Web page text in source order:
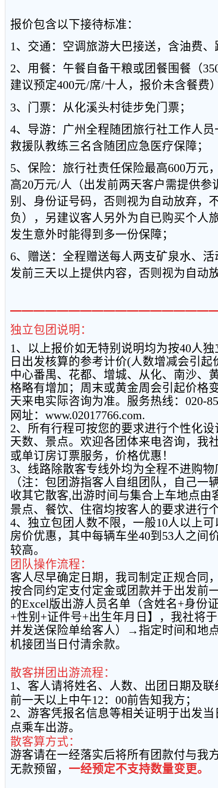
报价包含以下接待标准：
1、交通：空调旅游大巴接送，含油费
2、用餐：午餐自备干粮或团餐围餐（
建议预定400元/席/十人，报价未含餐费
3、门票：从化溪头村徒步免门票；
4、导游：广州全程随团旅行社工作人
救援队教练三名含随团应急医疗保障；
5、保险：旅行社责任保险最高600万元
高20万元/人（出发前两天客户需提供参
别、身份证号码，否则视为自动放弃，
负），另建议客人另外为自已购买个人
发生意外时能得到多一份保障；
6、赠送：全程赠送每人两支矿泉水、
发前三天以上提供内容，否则视为自动
独立包团说明：
1、以上报价如无特别说明均为按40人
日出发核算的参考计价(人数增减会引起
中心番禺、花都、增城、从化、南沙、
格略有增加；周末或黄金周会引起价格
天来电实际咨询为准。服务热线： 020-
网址： www.02017766.com.
2、所有行程可按您的要求进行个性化
天数、景点。欢迎各团体来电咨询，我
或单订房订票服务，价格优惠！
3、线路除散客专线外均为全程不进购
（注：包团游指客人自组团队，自己一
收其它散客,出游时间与集合上车地点由
景点、餐饮、住宿均按客人的要求进行
4、独立包团人数不限，一般10人以上
房价优惠，其中每辆车坐40到 53人之间
较高。
团队操作流程：
客人尽早确定日期，我司制定正规合同
按合同约定支付定金或团款并于出发前
的Excel版出游人员名单（含姓名+身份
+性别 +证件号+出生年月日】，我社将
并发送保险单给客人）→指定时间和地
机接团当日付清余款。
散客拼团出游流程：
1、客人请将姓名、人数、出团日期及
前一天以上中午12： 00前告知我方；
2、游客凭报名信息等相关证明于出发
点乘车出游。
散客算方式：
游客请在一经落实后将所有团款付与我
无款预留， 一经预定不支持数量变更。